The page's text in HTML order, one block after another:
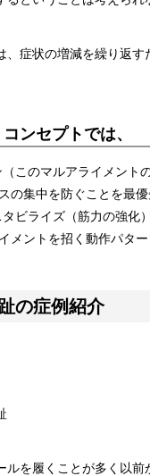
、症状の増減を繰り返す
ンセプトでは、
（このマルアライメント
の集中を防ぐことを最
ビライズ（筋力の強化
イメントを招く動作パタ
の症例紹介
ルを履くことが多く以前